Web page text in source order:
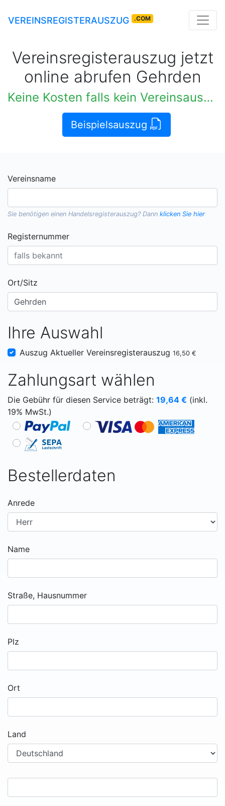
VEREINSREGISTERAUSZUG .COM
Vereinsregisterauszug jetzt
online abrufen Gehrden
Orig|
Beispielsauszug
Vereinsname
Sie benötigen einen Handelsregisterauszug? Dann klicken Sie hier
Registernummer
Ort/Sitz
Ihre Auswahl
Auszug Aktueller Vereinsregisterauszug 16,50 €
Zahlungsart wählen
Die Gebühr für diesen Service beträgt: 19,64 € (inkl.
19% MwSt.)
Bestellerdaten
Anrede
Name
Straße, Hausnummer
Plz
Ort
Land